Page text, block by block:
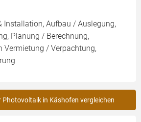
Installation, Aufbau / Auslegung,
Planung / Berechnung,
Vermietung / Verpachtung,
in Käshofen vergleichen